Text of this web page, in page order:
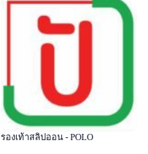
Popular
รองเท้าสลิปออน - POLO